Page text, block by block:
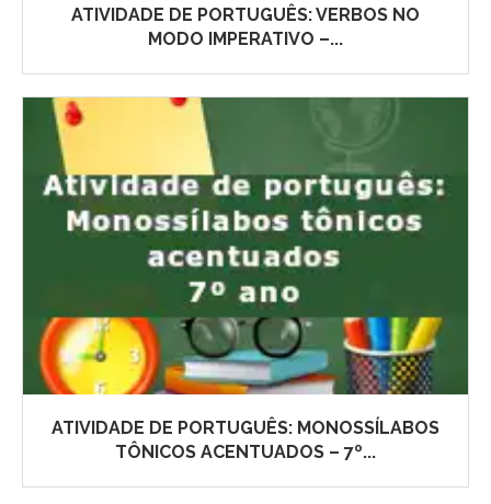
ATIVIDADE DE PORTUGUÊS: VERBOS NO
MODO IMPERATIVO –...
ATIVIDADE DE PORTUGUÊS: MONOSSÍLABOS
TÔNICOS ACENTUADOS – 7º...